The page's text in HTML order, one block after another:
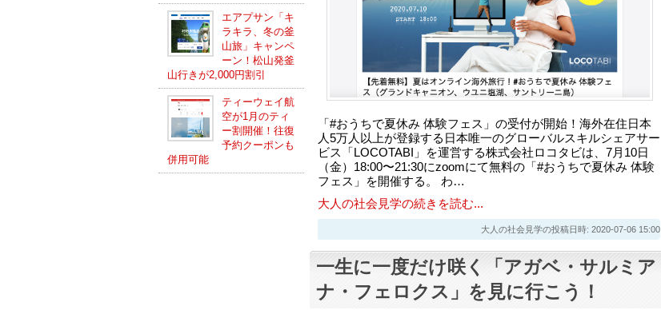
エアプサン「キ
ラキラ、冬の釜
山旅」キャンペ
ーン！松山発釜
山行きが2,000円割引
ティーウェイ航
空が1月のティ
ー割開催！往復
予約クーポンも
併用可能
「#おうちで夏休み 体験フェス」の受付が開始！海外在住日本
人5万人以上が登録する日本唯一のグローバルスキルシェアサー
ビス「LOCOTABI」を運営する株式会社ロコタビは、7月10日
（金）18:00〜21:30にzoomにて無料の「#おうちで夏休み 体験
フェス」を開催する。 わ…
大人の社会見学の続きを読む...
大人の社会見学の投稿日時: 2020-07-06 15:00
一生に一度だけ咲く「アガベ・サルミア
ナ・フェロクス」を見に行こう！